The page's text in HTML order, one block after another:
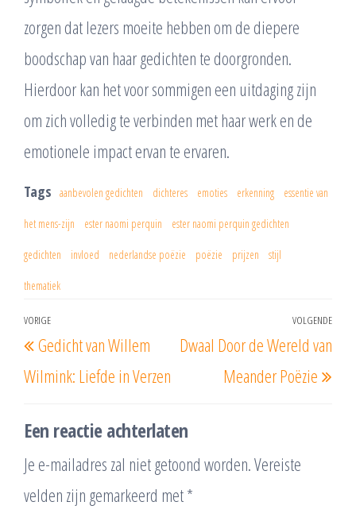
zorgen dat lezers moeite hebben om de diepere
boodschap van haar gedichten te doorgronden.
Hierdoor kan het voor sommigen een uitdaging zijn
om zich volledig te verbinden met haar werk en de
emotionele impact ervan te ervaren.
Tags aanbevolen gedichten dichteres emoties erkenning essentie van
het mens-zijn ester naomi perquin ester naomi perquin gedichten
gedichten invloed nederlandse poëzie poëzie prijzen stijl
thematiek
Berichtnavigatie
Vorig
bericht
VORIGE
Gedicht van Willem
Wilmink: Liefde in Verzen
VOLGENDE
Dwaal Door de Wereld van
Meander Poëzie
Een reactie achterlaten
Je e-mailadres zal niet getoond worden.Vereiste
velden zijn gemarkeerd met*